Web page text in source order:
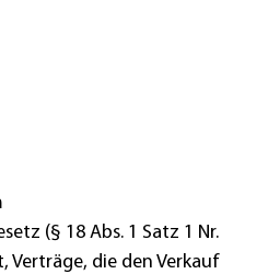
(§ 18 Abs. 1 Satz 1 Nr.
Verträge, die den Verkauf